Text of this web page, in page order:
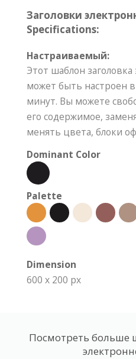
Заголовки
Specifications:
Настраиваемый:
Этот шаблон
может быть настроен
минут. Вы можете
его содержимое,
менять цвета, блоки
Dominant Color
Palette
Dimension
600 x 200 px
Посмотреть больше